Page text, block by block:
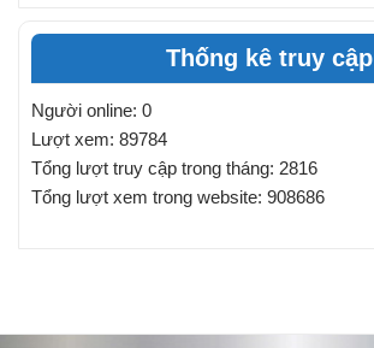
Thống kê truy cập
Người online: 0
Lượt xem: 89784
Tổng lượt truy cập trong tháng: 2816
Tổng lượt xem trong website: 908686